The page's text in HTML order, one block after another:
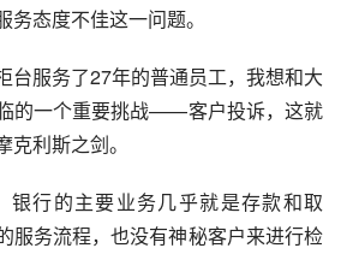
态度不佳这一问题。
台服务了27年的普通员工，我想和大
的一个重要挑战——客户投诉，这就
利斯之剑。
银行的主要业务几乎就是存款和取
服务流程，也没有神秘客户来进行检